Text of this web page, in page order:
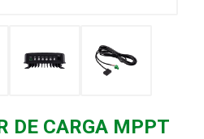
DE CARGA MPPT